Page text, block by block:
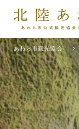
あわら市観光協会